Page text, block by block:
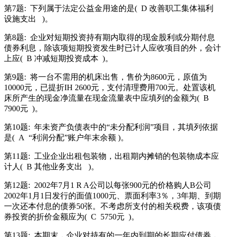
第7题: 下列属于法定公益金用途的是( D 改善职工集体福利
设施支出
)。
第8题: 企业对短期投资持有期内取得的现金股利或分期付息
债券利息，除该项短期投资发生时已计人应收项目的外，会计
上应( B 冲减短期投资成本 )。
第9题: 将一台不需用的机床出售，售价为8600元，原值为
10000元，已提折IH 2600元，支付清理费用700元。处置该机
床所产生的现金净流量在现金流量表中应填列的金额为( B
7900元 )。
第10题: 年未资产负债表中的“未分配利润”项目，其填列依据
是( A “利润分配”账户年末余额 )。
第11题: 工业企业出租包装物，出租期内摊销的包装物成本应
计人( B 其他业务支出 )。
第12题: 2002年7月1 R A公司以每张900元的价格购人B公司
2002年1月1日发行的面值1000元、票面利率3％，3年期、到期
一次还本付息的债券50张。不考虑所支付的相关税费，该项债
券投资的折价金额应为( C 5750元 )。
第13题: 本期末，企业对持有的一年内到期的长期应付债券，